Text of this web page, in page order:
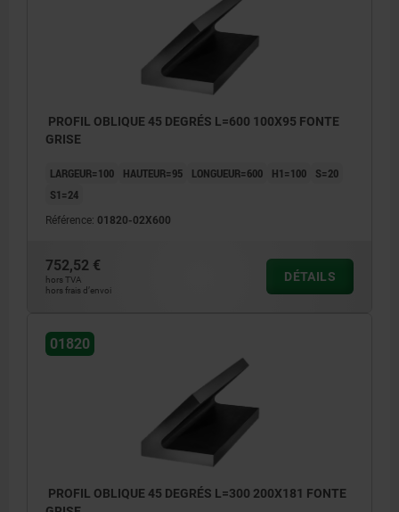
Surfaces usinées: ±0,25 mm
Surfaces brutes: ±2 mm
Tolérances sur longueur:
de 201 mm à 590 mm: +8/+15
PROFIL OBLIQUE 45 DEGRÉS L=600 100X95 FONTE
GRISE
LARGEUR=100 HAUTEUR=95 LONGUEUR=600 H1=100
S=20
S1=24
Référence: 01820-02X600
752,52 €
hors TVA
hors frais d’envoi
DÉTAILS
01820
PROFIL OBLIQUE 45 DEGRÉS L=300 200X181 FONTE